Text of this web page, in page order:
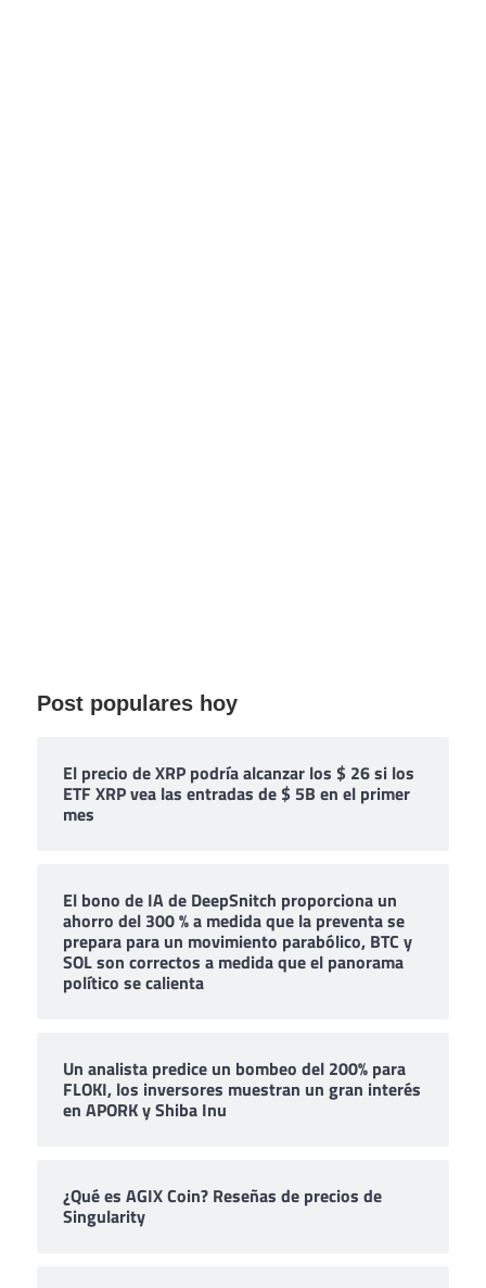
Post populares hoy
El precio de XRP podría alcanzar los $ 26 si los
ETF XRP vea las entradas de $ 5B en el primer
mes
El bono de IA de DeepSnitch proporciona un
ahorro del 300 % a medida que la preventa se
prepara para un movimiento parabólico, BTC y
SOL son correctos a medida que el panorama
político se calienta
Un analista predice un bombeo del 200% para
FLOKI, los inversores muestran un gran interés
en APORK y Shiba Inu
¿Qué es AGIX Coin? Reseñas de precios de
Singularity